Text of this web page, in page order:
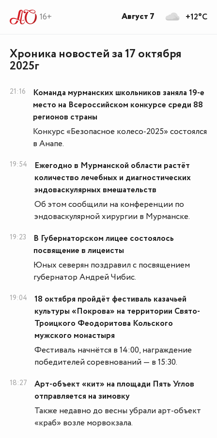
16+
Хроника новостей за 17 октября
2025г
21:16
Команда мурманских школьников заняла 19-е
место на Всероссийском конкурсе среди 88
регионов страны
Конкурс «Безопасное колесо-2025» состоялся
в Анапе.
19:54
Ежегодно в Мурманской области растёт
количество лечебных и диагностических
эндоваскулярных вмешательств
Об этом сообщили на конференции по
эндоваскулярной хирургии в Мурманске.
19:23
В Губернаторском лицее состоялось
посвящение в лицеисты
Юных северян поздравил с посвящением
губернатор Андрей Чибис.
19:04
18 октября пройдёт фестиваль казачьей
культуры «Покрова» на территории Свято-
Троицкого Феодоритова Кольского
мужского монастыря
Фестиваль начнётся в 14:00, награждение
победителей соревнований — в 15:30.
18:27
Арт-объект «кит» на площади Пять Углов
отправляется на зимовку
Также недавно до весны убрали арт-объект
«краб» возле морвокзала.
+12°C
Август 7